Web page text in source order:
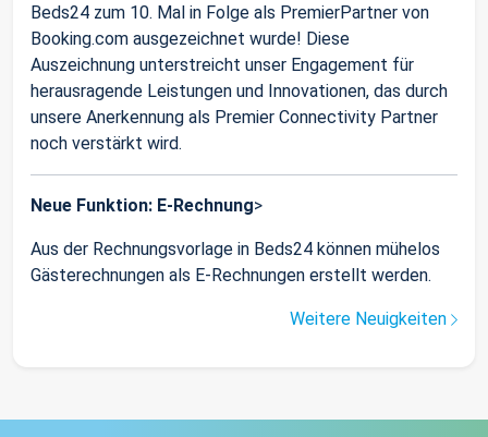
Beds24 zum 10. Mal in Folge als PremierPartner von
Booking.com ausgezeichnet wurde! Diese
Auszeichnung unterstreicht unser Engagement für
herausragende Leistungen und Innovationen, das durch
unsere Anerkennung als Premier Connectivity Partner
noch verstärkt wird.
Neue Funktion: E-Rechnung>
Aus der Rechnungsvorlage in Beds24 können mühelos
Gästerechnungen als E-Rechnungen erstellt werden.
Weitere Neuigkeiten